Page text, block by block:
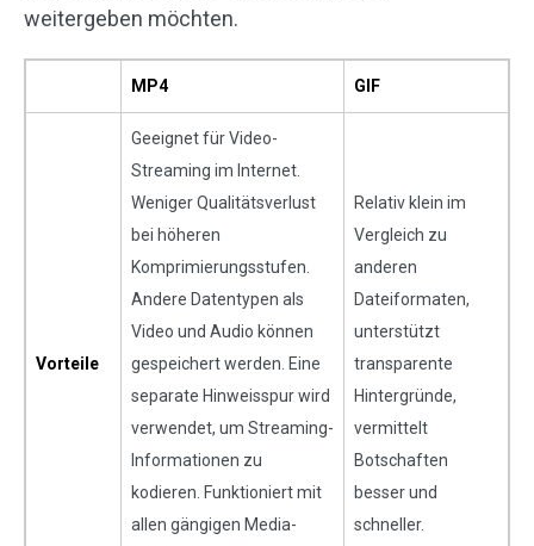
weitergeben möchten.
MP4 GIF
Vorteile
Geeignet für Video-
Streaming im Internet.
Weniger Qualitätsverlust
bei höheren
Komprimierungsstufen.
Andere Datentypen als
Video und Audio können
gespeichert werden. Eine
separate Hinweisspur wird
verwendet, um Streaming-
Informationen zu
kodieren. Funktioniert mit
allen gängigen Media-
Relativ klein im
Vergleich zu
anderen
Dateiformaten,
unterstützt
transparente
Hintergründe,
vermittelt
Botschaften
besser und
schneller.